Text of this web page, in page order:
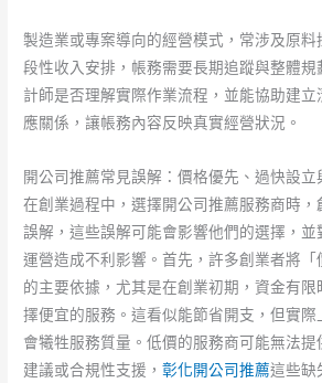
製造業或專案導向的經營模式，常涉及原料
段性收入安排，帳務需要長期追蹤與整體規
計師是否理解實際作業流程，並能協助建立
應關係，讓帳務內容反映真實經營狀況。
開公司推薦常見誤解：價格優先、過快設立
在創業過程中，選擇開公司推薦服務商時，
誤解，這些誤解可能會影響他們的選擇，並
運營造成不利影響。首先，許多創業者將「
的主要依據，尤其是在創業初期，資金有限
擇便宜的服務。這看似能節省開支，但實際
會犧牲服務質量。低價的服務商可能無法提
建議或合規性支援，彰化開公司推薦這些缺